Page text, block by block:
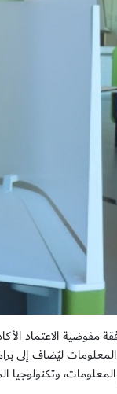
الاعتماد
ليُضاف إلى
وتكنولوجيا